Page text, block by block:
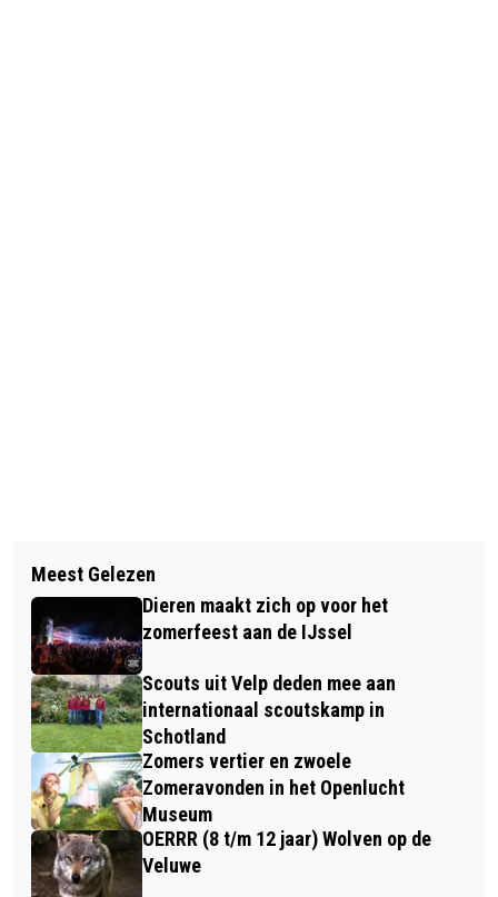
BASIS EHBO-CURSUS VAN EBA
VEILIGHEIDSGROEP
RHEDEN ALS ENIGE GELDERSE
GEMEENTE IN DE RACE VOOR DE BNG
BANK ERFGOEDPRIJS
Meest Gelezen
Dieren maakt zich op voor het
zomerfeest aan de IJssel
Scouts uit Velp deden mee aan
internationaal scoutskamp in
Schotland
Zomers vertier en zwoele
Zomeravonden in het Openlucht
Museum
OERRR (8 t/m 12 jaar) Wolven op de
Veluwe